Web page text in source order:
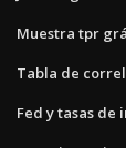
Muestra tpr
Tabla de
Fed y tasas de